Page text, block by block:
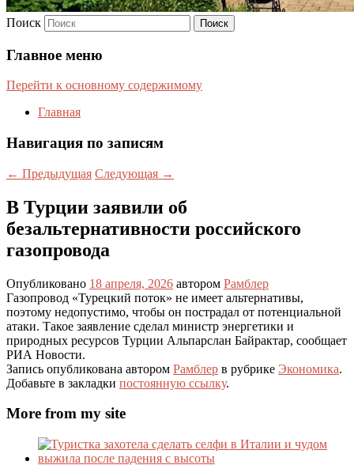
Поиск
Главное меню
Перейти к основному содержимому
Главная
Навигация по записям
← Предыдущая Следующая →
В Турции заявили об
безальтернативности российского
газопровода
Опубликовано 18 апреля, 2026 автором Рамблер
Газопровод «Турецкий поток» не имеет альтернативы,
поэтому недопустимо, чтобы он пострадал от потенциальной
атаки. Такое заявление сделал министр энергетики и
природных ресурсов Турции Альпарслан Байрактар, сообщает
РИА Новости.
Запись опубликована автором Рамблер в рубрике Экономика.
Добавьте в закладки постоянную ссылку.
More from my site